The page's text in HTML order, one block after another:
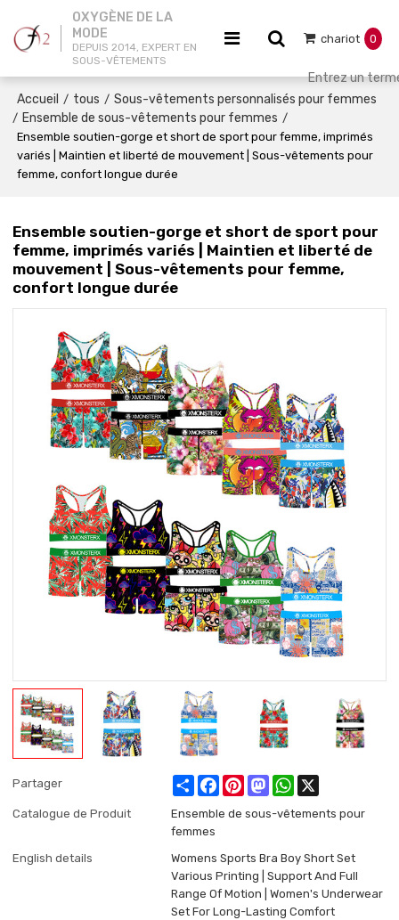
OXYGÈNE DE LA
MODE
DEPUIS 2014, EXPERT EN
SOUS-VÊTEMENTS
chariot 0
Accueil / tous / Sous-vêtements personnalisés pour femmes
/ Ensemble de sous-vêtements pour femmes /
Ensemble soutien-gorge et short de sport pour femme, imprimés
variés | Maintien et liberté de mouvement | Sous-vêtements pour
femme, confort longue durée
Ensemble soutien-gorge et short de sport pour
femme, imprimés variés | Maintien et liberté de
mouvement | Sous-vêtements pour femme,
confort longue durée
Partager ShareFacebookPinterestMastodonWhatsApp
Catalogue de Produit
Ensemble de sous-vêtements pour
femmes
English details
Womens Sports Bra Boy Short Set
Various Printing | Support And Full
Range Of Motion | Women's Underwear
Set For Long-Lasting Comfort